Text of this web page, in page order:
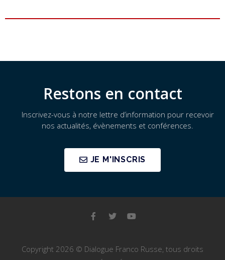
Restons en contact
Inscrivez-vous à notre lettre d’information pour recevoir
nos actualités, évènements et conférences.
JE M'INSCRIS
Copyright 2026 © Dialogue Franco Russe, tous droits